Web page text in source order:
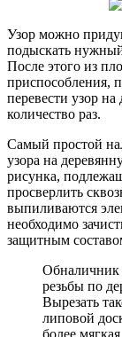
Узор можно
подыскать нужный
После этого из
приспособления,
перевести узор
количество раз.
Самый простой
узора на
рисунка,
просверлить
выпиливаются
необходимо
защитным
Обналичник
резьбы по
Вырезать
липовой